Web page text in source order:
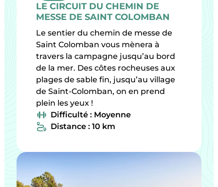
LE CIRCUIT DU CHEMIN DE
MESSE DE SAINT COLOMBAN
Le sentier du chemin de messe de
Saint Colomban vous mènera à
travers la campagne jusqu’au bord
de la mer. Des côtes rocheuses aux
plages de sable fin, jusqu’au village
de Saint-Colomban, on en prend
plein les yeux !
Difficulté : Moyenne
Distance : 10 km